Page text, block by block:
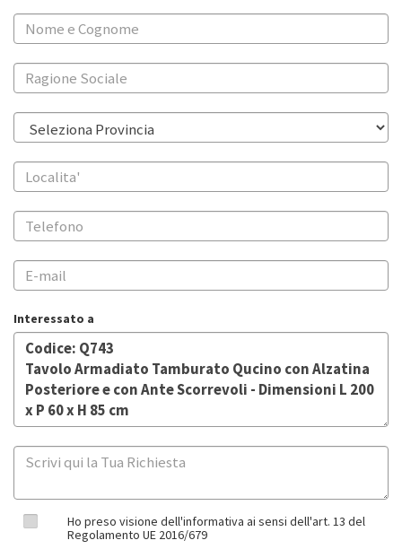
Interessato a
Ho preso visione dell'informativa ai sensi dell'art. 13 del
Regolamento UE 2016/679